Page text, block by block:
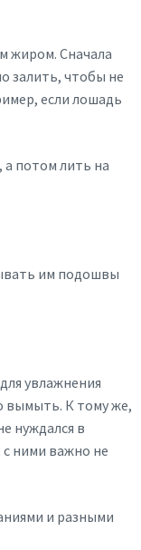
жиром. Сначала
залить, чтобы не
если лошадь
потом лить на
им подошвы
увлажнения
вымыть. К тому же,
нуждался в
ними важно не
и разными